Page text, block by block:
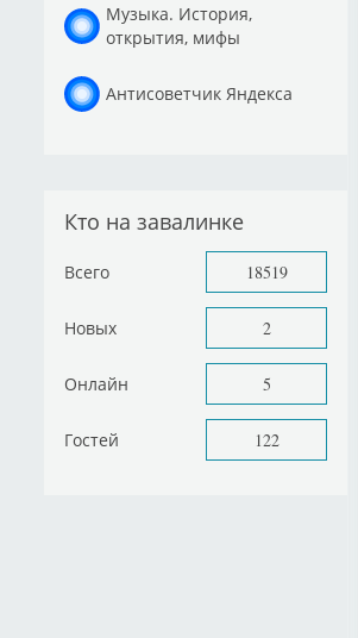
Музыка. История,
открытия, мифы
Антисоветчик Яндекса
Кто на завалинке
Всего 18519
Новых 2
Онлайн 5
Гостей 122